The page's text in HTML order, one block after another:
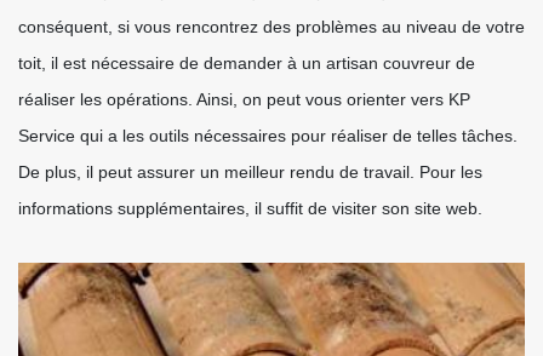
conséquent, si vous rencontrez des problèmes au niveau de votre
toit, il est nécessaire de demander à un artisan couvreur de
réaliser les opérations. Ainsi, on peut vous orienter vers KP
Service qui a les outils nécessaires pour réaliser de telles tâches.
De plus, il peut assurer un meilleur rendu de travail. Pour les
informations supplémentaires, il suffit de visiter son site web.